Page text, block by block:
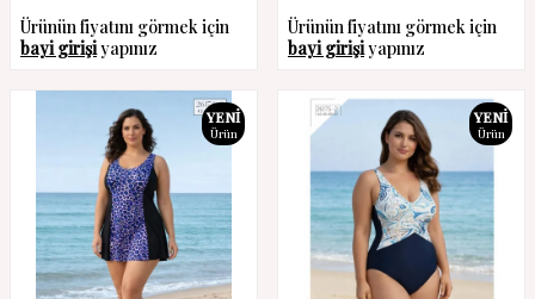
Ürünün fiyatını görmek için
bayi girişiyapınız
Ürünün fiyatını görmek için
bayi girişiyapınız
YENI
Ürün
YENI
Ürün